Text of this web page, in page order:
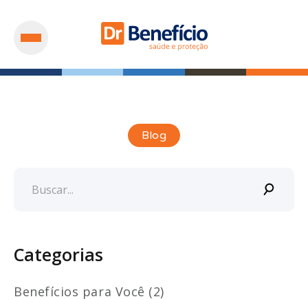
Blog
Categorias
Benefícios para Você (2)